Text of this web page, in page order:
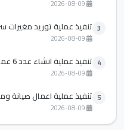
3 تنفيذ عملية توريد
4 تنفيذ عملية انشاء عدد 6 عمارة سكنية بمشروع...
5 تنفيذ عملية اعمال صيانة